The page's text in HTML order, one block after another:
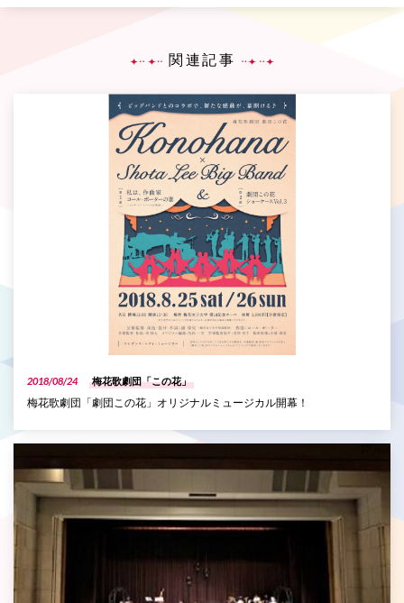
関連記事
2018/08/24 梅花歌劇団「この花」
梅花歌劇団「劇団この花」オリジナルミュージカル開幕！